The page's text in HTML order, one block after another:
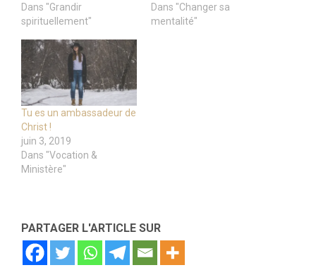
Dans "Grandir
spirituellement"
Dans "Changer sa
mentalité"
Tu es un ambassadeur de
Christ !
juin 3, 2019
Dans "Vocation &
Ministère"
PARTAGER L'ARTICLE SUR